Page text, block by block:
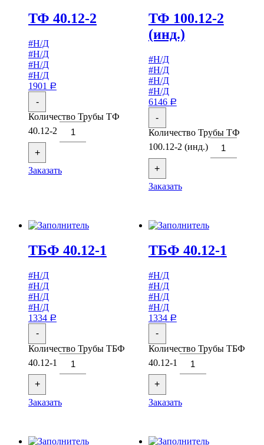
ТФ 40.12-2
#Н/Д
#Н/Д
#Н/Д
#Н/Д
1901
Р
-
Количество Трубы ТФ
40.12-2
+
Заказать
ТФ 100.12-2
(инд.)
#Н/Д
#Н/Д
#Н/Д
#Н/Д
6146 Р
-
Количество Трубы ТФ
100.12-2 (инд.)
+
Заказать
ТБФ 40.12-1
#Н/Д
#Н/Д
#Н/Д
#Н/Д
1334 Р
-
Количество Трубы ТБФ
40.12-1
+
Заказать
ТБФ 40.12-1
#Н/Д
#Н/Д
#Н/Д
#Н/Д
1334 Р
-
Количество Трубы ТБФ
40.12-1
+
Заказать